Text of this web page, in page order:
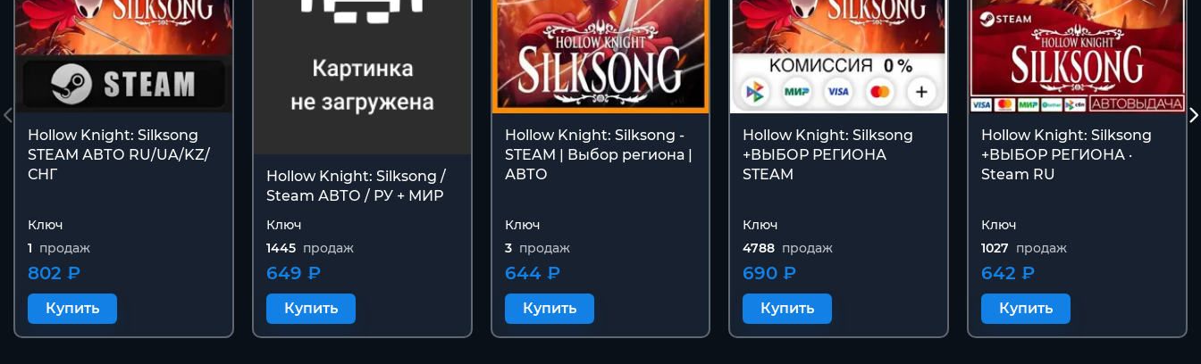
Hollow Knight: Silksong
STEAM АВТО RU/UA/KZ/
СНГ
Ключ
1 продаж
802 ₽
Купить
Hollow Knight: Silksong /
Steam АВТО / РУ + МИР
Ключ
1445 продаж
649 ₽
Купить
Hollow Knight: Silksong -
STEAM | Выбор региона |
АВТО
Ключ
3 продаж
644 ₽
Купить
Hollow Knight: Silksong
+ВЫБОР РЕГИОНА
STEAM
Ключ
4788 продаж
690 ₽
Купить
Hollow Knight: Silksong
+ВЫБОР РЕГИОНА ·
Steam RU
Ключ
1027 продаж
642 ₽
Купить